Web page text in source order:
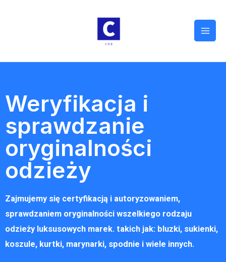
Weryfikacja i
sprawdzanie
oryginalności
odzieży
Zajmujemy się certyfikacją i autoryzowaniem,
sprawdzaniem oryginalności wszelkiego rodzaju
odzieży luksusowych marek. takich jak: bluzki, sukienki,
koszule, kurtki, marynarki, spodnie i wiele innych.